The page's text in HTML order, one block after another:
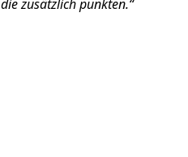
die zusätzlich punkten.“